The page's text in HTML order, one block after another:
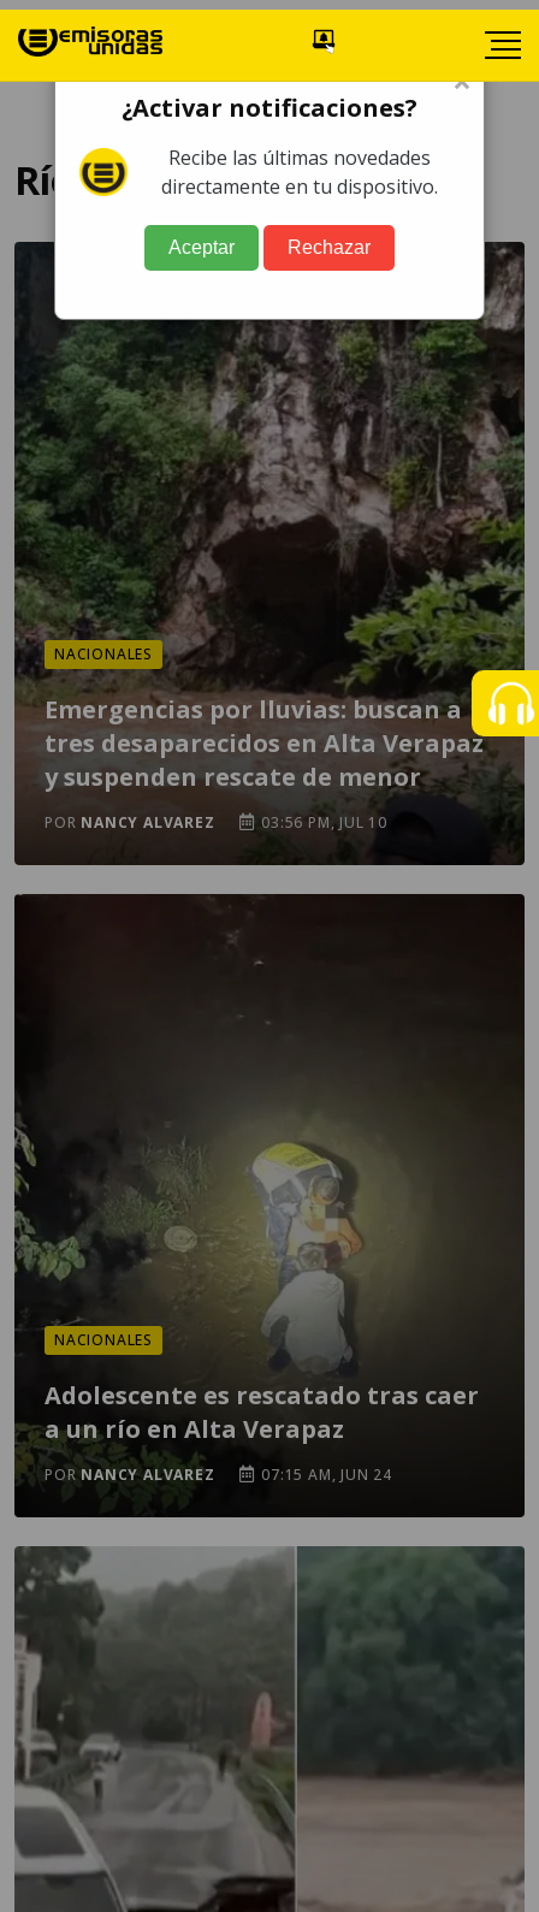
Río
NACIONALES
Emergencias por lluvias: buscan a
tres desaparecidos en Alta Verapaz
y suspenden rescate de menor
POR NANCY ALVAREZ 03:56 PM, JUL 10
NACIONALES
Adolescente es rescatado tras caer
a un río en Alta Verapaz
POR NANCY ALVAREZ 07:15 AM, JUN 24
×
¿Activar notificaciones?
Recibe las últimas novedades
directamente en tu dispositivo.
Aceptar Rechazar